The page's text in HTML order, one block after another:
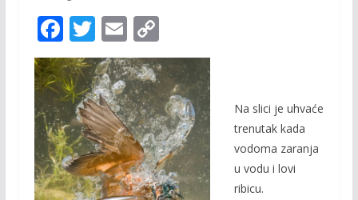
F
ac
e
b
o
o
k
T
w
itt
er
E
m
ai
l
C
o
p
y
Li
n
k
Na slici je uhvaće
trenutak kada
vodoma zaranja
u vodu i lovi
ribicu.